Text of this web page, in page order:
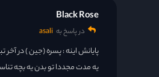
Black Rose
در پاسخ به asali
پایانش اینه : پسره (جین ) در
یه مدت مجددا تو بدن یه بچه